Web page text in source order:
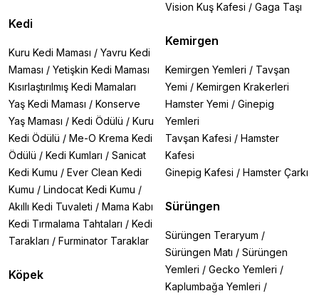
Kedi
Kuru Kedi Maması / Yavru Kedi
Maması / Yetişkin Kedi Maması
Kısırlaştırılmış Kedi Mamaları
Yaş Kedi Maması / Konserve
Yaş Maması / Kedi Ödülü / Kuru
Kedi Ödülü / Me-O Krema Kedi
Ödülü / Kedi Kumları / Sanicat
Kedi Kumu / Ever Clean Kedi
Kumu / Lindocat Kedi Kumu /
Akıllı Kedi Tuvaleti / Mama Kabı
Kedi Tırmalama Tahtaları / Kedi
Tarakları / Furminator Taraklar
Köpek
Vision Kuş Kafesi / Gaga Taşı
Kemirgen
Kemirgen Yemleri / Tavşan
Yemi / Kemirgen Krakerleri
Hamster Yemi / Ginepig
Yemleri
Tavşan Kafesi / Hamster
Kafesi
Ginepig Kafesi / Hamster Çarkı
Sürüngen
Sürüngen Teraryum /
Sürüngen Matı / Sürüngen
Yemleri / Gecko Yemleri /
Kaplumbağa Yemleri /